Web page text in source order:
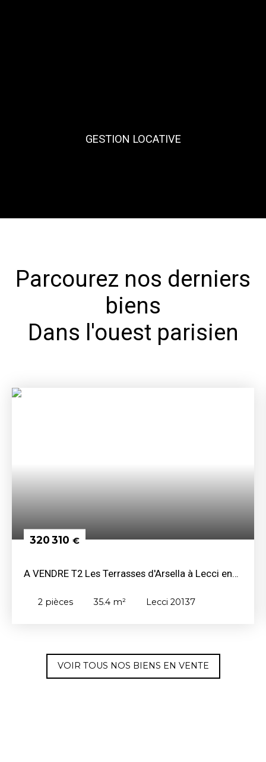
GESTION LOCATIVE
Parcourez nos derniers
biens
Dans l'ouest parisien
320 310 €
A VENDRE T2 Les Terrasses d'Arsella à Lecci en
2 pièces 35.4 m² Lecci 20137
VOIR TOUS NOS BIENS EN VENTE